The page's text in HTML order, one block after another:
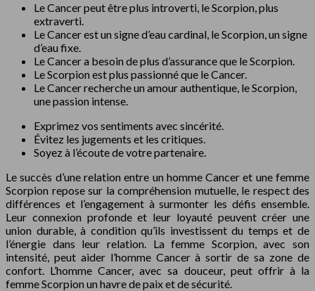
Le Cancer peut être plus introverti, le Scorpion, plus
extraverti.
Le Cancer est un signe d’eau cardinal, le Scorpion, un signe
d’eau fixe.
Le Cancer a besoin de plus d’assurance que le Scorpion.
Le Scorpion est plus passionné que le Cancer.
Le Cancer recherche un amour authentique, le Scorpion,
une passion intense.
Exprimez vos sentiments avec sincérité.
Évitez les jugements et les critiques.
Soyez à l’écoute de votre partenaire.
Le succès d’une relation entre un homme Cancer et une femme
Scorpion repose sur la compréhension mutuelle, le respect des
différences et l’engagement à surmonter les défis ensemble.
Leur connexion profonde et leur loyauté peuvent créer une
union durable, à condition qu’ils investissent du temps et de
l’énergie dans leur relation. La femme Scorpion, avec son
intensité, peut aider l’homme Cancer à sortir de sa zone de
confort. L’homme Cancer, avec sa douceur, peut offrir à la
femme Scorpion un havre de paix et de sécurité.